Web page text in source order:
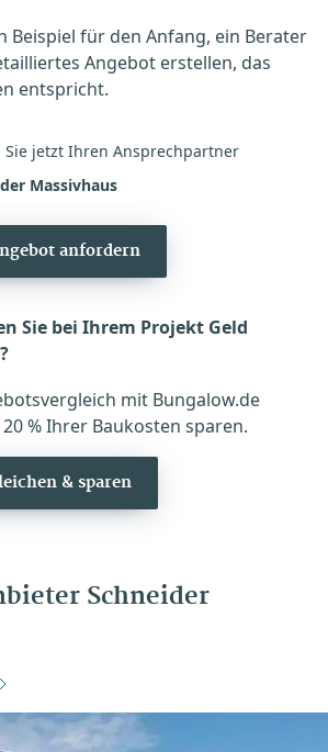
Beispiel für den Anfang, ein Berater
Angebot erstellen, das
entspricht.
Sie jetzt Ihren Ansprechpartner
Massivhaus
anfordern
Sie bei Ihrem Projekt Geld
mit Bungalow.de
% Ihrer Baukosten sparen.
& sparen
Schneider